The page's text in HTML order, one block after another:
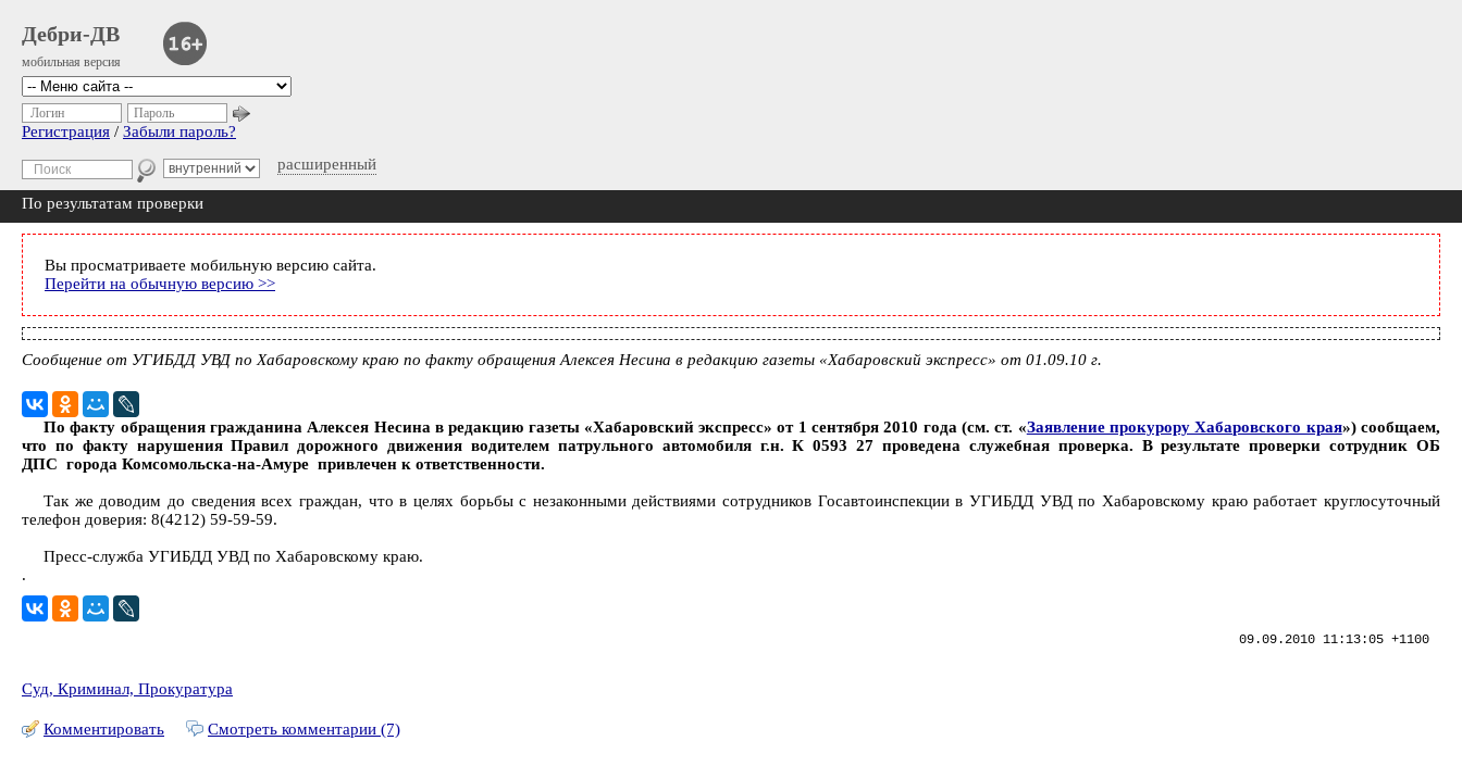
Дебри-ДВ
мобильная версия
расширенный
Логин Пароль
Регистрация / Забыли пароль?
По результатам проверки
Вы просматриваете мобильную версию сайта.
Перейти на обычную версию >>
Сообщение от УГИБДД УВД по Хабаровскому краю по факту обращения Алексея Несина в редакцию газеты «Хабаровский экспресс» от 01.09.10 г.
По факту обращения гражданина Алексея Несина в редакцию газеты «Хабаровский экспресс» от 1 сентября 2010 года (см. ст. «Заявление прокурору Хабаровского края») сообщаем,
что по факту нарушения Правил дорожного движения водителем патрульного автомобиля г.н. К 0593 27 проведена служебная проверка. В результате проверки сотрудник ОБ
ДПС города Комсомольска-на-Амуре привлечен к ответственности.
Так же доводим до сведения всех граждан, что в целях борьбы с незаконными действиями сотрудников Госавтоинспекции в УГИБДД УВД по Хабаровскому краю работает круглосуточный
телефон доверия: 8(4212) 59-59-59.
Пресс-служба УГИБДД УВД по Хабаровскому краю.
.
09.09.2010 11:13:05 +1100
Суд, Криминал, Прокуратура
Комментировать Смотреть комментарии (7)